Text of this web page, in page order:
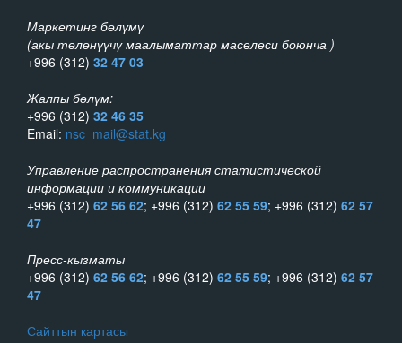
Маркетинг бөлүмү
(акы төлөнүүчү маалыматтар маселеси боюнча )
+996 (312) 32 47 03
Жалпы бөлүм:
+996 (312) 32 46 35
Email: nsc_mail@stat.kg
Управление распространения статистической
информации и коммуникации
+996 (312) 62 56 62; +996 (312) 62 55 59; +996 (312) 62 57
47
Пресс-кызматы
+996 (312) 62 56 62; +996 (312) 62 55 59; +996 (312) 62 57
47
Сайттын картасы